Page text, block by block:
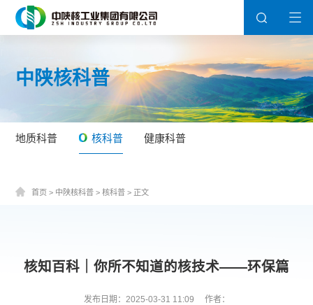
中陕核科普
地质科普 核科普 健康科普
首页> 中陕核科普> 核科普> 正文
核知百科｜你所不知道的核技术——环保篇
发布日期：2025-03-31 11:09 作者：